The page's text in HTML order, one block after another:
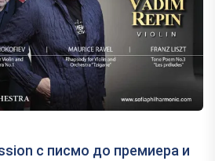
с писмо до премиера и